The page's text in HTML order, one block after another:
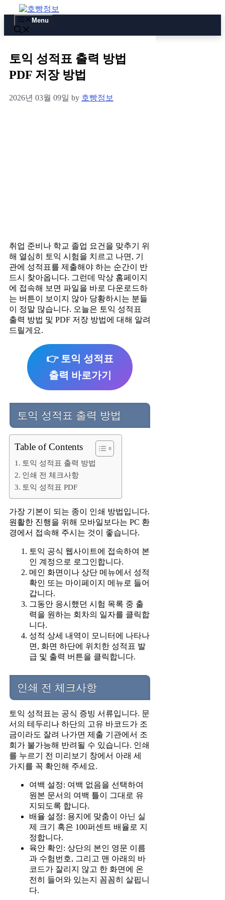
to
content
Menu
토익 성적표 출력 방법
PDF 저장 방법
2026년 03월 09일 by 호빵정보
취업 준비나 학교 졸업 요건을 맞추기 위
해 열심히 토익 시험을 치르고 나면, 기
관에 성적표를 제출해야 하는 순간이 반
드시 찾아옵니다. 그런데 막상 홈페이지
에 접속해 보면 파일을 바로 다운로드하
는 버튼이 보이지 않아 당황하시는 분들
이 정말 많습니다. 오늘은 토익 성적표
출력 방법 및 PDF 저장 방법에 대해 알려
드릴게요.
👉 토익 성적표
출력 바로가기
토익 성적표 출력 방법
Table of Contents
토익 성적표 출력 방법
인쇄 전 체크사항
토익 성적표 PDF
가장 기본이 되는 종이 인쇄 방법입니다.
원활한 진행을 위해 모바일보다는 PC 환
경에서 접속해 주시는 것이 좋습니다.
토익 공식 웹사이트에 접속하여 본
인 계정으로 로그인합니다.
메인 화면이나 상단 메뉴에서 성적
확인 또는 마이페이지 메뉴로 들어
갑니다.
그동안 응시했던 시험 목록 중 출
력을 원하는 회차의 일자를 클릭합
니다.
성적 상세 내역이 모니터에 나타나
면, 화면 하단에 위치한 성적표 발
급 및 출력 버튼을 클릭합니다.
인쇄 전 체크사항
토익 성적표는 공식 증빙 서류입니다. 문
서의 테두리나 하단의 고유 바코드가 조
금이라도 잘려 나가면 제출 기관에서 조
회가 불가능해 반려될 수 있습니다. 인쇄
를 누르기 전 미리보기 창에서 아래 세
가지를 꼭 확인해 주세요.
여백 설정: 여백 없음을 선택하여
원본 문서의 여백 틀이 그대로 유
지되도록 합니다.
배율 설정: 용지에 맞춤이 아닌 실
제 크기 혹은 100퍼센트 배율로 지
정합니다.
육안 확인: 상단의 본인 영문 이름
과 수험번호, 그리고 맨 아래의 바
코드가 잘리지 않고 한 화면에 온
전히 들어와 있는지 꼼꼼히 살핍니
다.